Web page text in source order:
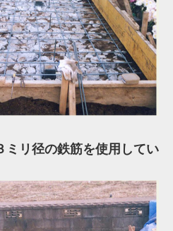
ミリ径の鉄筋を使用してい